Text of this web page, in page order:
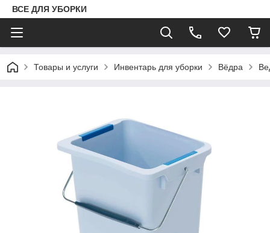
ВСЕ ДЛЯ УБОРКИ
Товары и услуги Инвентарь для уборки Вёдра